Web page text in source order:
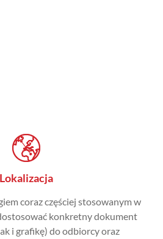
Lokalizacja
coraz częściej stosowanym w
konkretny dokument
i grafikę) do odbiorcy oraz